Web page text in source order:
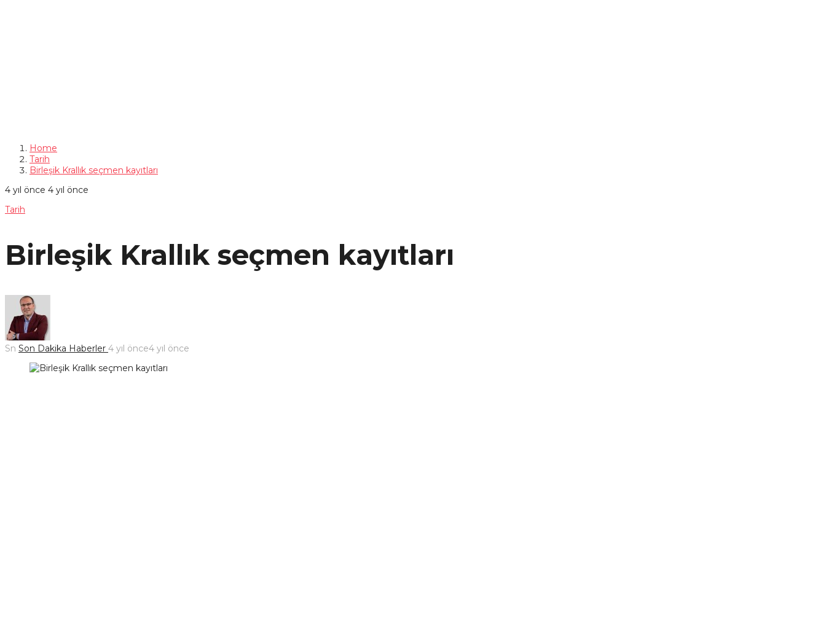
Home
Tarih
Birleşik Krallık seçmen kayıtları
4 yıl önce 4 yıl önce
Tarih
Birleşik Krallık seçmen kayıtları
Sn Son Dakika Haberler 4 yıl önce4 yıl önce